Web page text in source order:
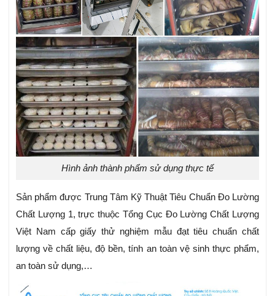
Hình ảnh thành phẩm sử dụng thực tế
Sản phẩm được Trung Tâm Kỹ Thuật Tiêu Chuẩn Đo Lường
Chất Lượng 1, trực thuộc Tổng Cục Đo Lường Chất Lượng
Việt Nam cấp giấy thử nghiệm mẫu đạt tiêu chuẩn chất
lượng về chất liệu, độ bền, tính an toàn vệ sinh thực phẩm,
an toàn sử dụng,…